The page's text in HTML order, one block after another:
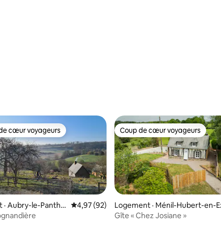
5, 179 commentaires
voyageurs parmi les plus aimés
cœur voyageurs
· Aubry-le-Pantho
Note moyenne de 4,97 sur 5, 92
4,97 (92)
Coup de cœur voyageurs
Coup de cœur voyageurs
Logement · Ménil-Hubert-en-
mes
Gîte « Chez Josiane »